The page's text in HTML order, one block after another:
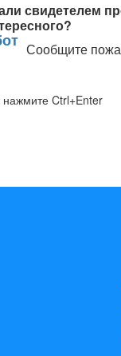
свидетелем
Сообщите
нажмите Ctrl+Enter